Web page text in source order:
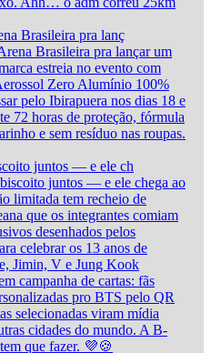
Brasileira pra lanç
juntos — e ele ch